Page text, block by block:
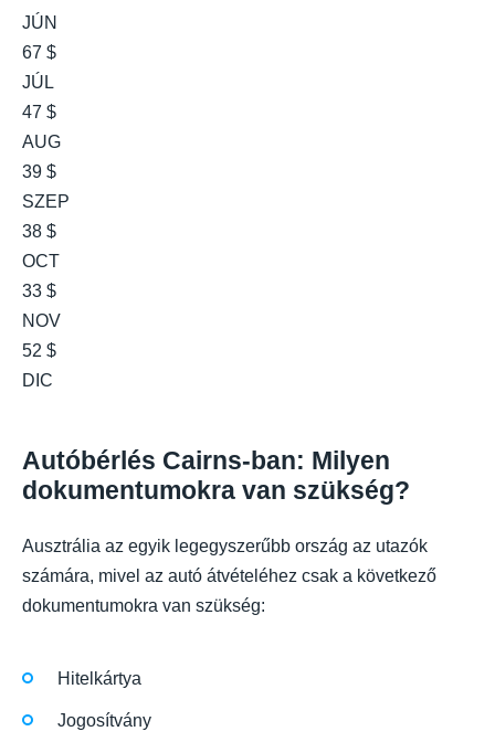
JÚN
67 $
JÚL
47 $
AUG
39 $
SZEP
38 $
OCT
33 $
NOV
52 $
DIC
Autóbérlés Cairns-ban: Milyen
dokumentumokra van szükség?
Ausztrália az egyik legegyszerűbb ország az utazók
számára, mivel az autó átvételéhez csak a következő
dokumentumokra van szükség:
Hitelkártya
Jogosítvány